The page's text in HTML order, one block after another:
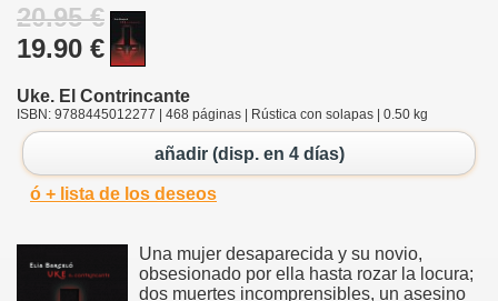
20.95 €
19.90 €
Uke. El Contrincante
ISBN: 9788445012277 | 468 páginas | Rústica con solapas | 0.50 kg
añadir (disp. en 4 días)
ó + lista de los deseos
Una mujer desaparecida y su novio,
obsesionado por ella hasta rozar la locura;
dos muertes incomprensibles, un asesino